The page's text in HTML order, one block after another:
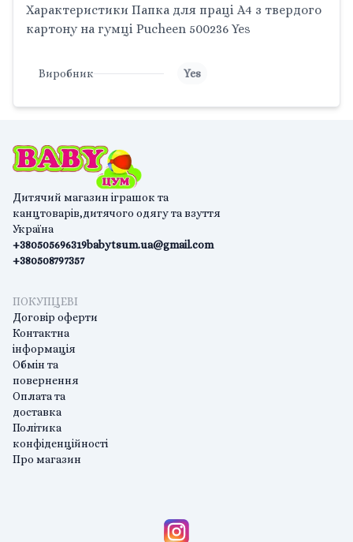
Характеристики Папка для праці A4 з твердого
картону на гумці Pucheen 500236 Yes
Виробник Yes
Дитячий магазин іграшок та
канцтоварів,дитячого одягу та взуття
Україна
+380505696319
+380508797357
babytsum.ua@gmail.com
ПОКУПЦЕВІ
Договір оферти
Контактна
інформація
Обмін та
повернення
Оплата та
доставка
Політика
конфіденційності
Про магазин